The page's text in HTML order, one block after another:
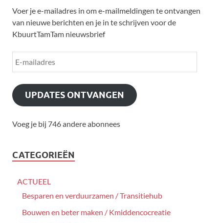
Voer je e-mailadres in om e-mailmeldingen te ontvangen
van nieuwe berichten en je in te schrijven voor de
KbuurtTamTam nieuwsbrief
UPDATES ONTVANGEN
Voeg je bij 746 andere abonnees
CATEGORIEËN
ACTUEEL
Besparen en verduurzamen / Transitiehub
Bouwen en beter maken / Kmiddencocreatie